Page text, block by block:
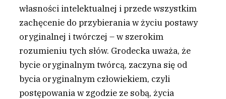
własności intelektualnej i przede wszystkim
zachęcenie do przybierania w życiu postawy
oryginalnej i twórczej – w szerokim
rozumieniu tych słów. Grodecka uważa, że
bycie oryginalnym twórcą, zaczyna się od
bycia oryginalnym człowiekiem, czyli
postępowania w zgodzie ze sobą, życia